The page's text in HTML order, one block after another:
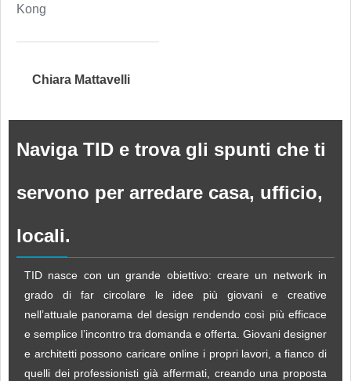
Kong
Chiara Mattavelli
Naviga TID e trova gli spunti che ti
servono per arredare casa, ufficio,
locali.
TID nasce con un grande obiettivo: creare un network in
grado di far circolare le idee più giovani e creative
nell’attuale panorama del design rendendo così più efficace
e semplice l’incontro tra domanda e offerta. Giovani designer
e architetti possono caricare online i propri lavori, a fianco di
quelli dei professionisti già affermati, creando una proposta